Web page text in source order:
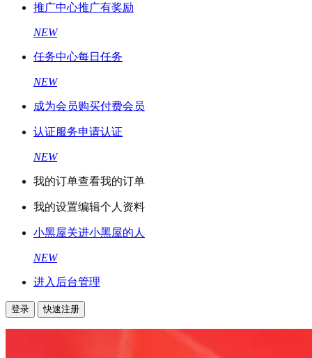
推广中心推广有奖励
NEW
任务中心每日任务
NEW
成为会员购买付费会员
认证服务申请认证
NEW
我的订单查看我的订单
我的设置编辑个人资料
小黑屋关进小黑屋的人
NEW
进入后台管理
登录 快速注册